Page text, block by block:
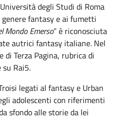
degli Studi di Roma
fantasy e ai fumetti
Mondo Emerso” è riconosciuta
autrici fantasy italiane. Nel
Terza Pagina, rubrica di
Rai5.
legati al fantasy e Urban
adolescenti con riferimenti
sfondo alle storie da lei